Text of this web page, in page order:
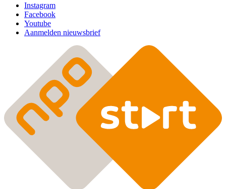
Instagram
Facebook
Youtube
Aanmelden nieuwsbrief